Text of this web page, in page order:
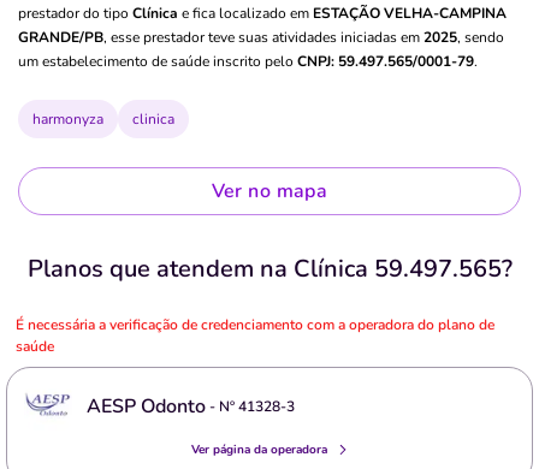
prestador do tipo Clínica e fica localizado em ESTAÇÃO VELHA-CAMPINA
GRANDE/PB, esse prestador teve suas atividades iniciadas em2025, sendo
um estabelecimento de saúde inscrito pelo CNPJ: 59.497.565/0001-79.
harmonyza clinica
Ver no mapa
Planos que atendem na Clínica 59.497.565?
É necessária a verificação de credenciamento com a operadora do plano de
saúde
AESP Odonto- Nº41328-3
Ver página da operadora